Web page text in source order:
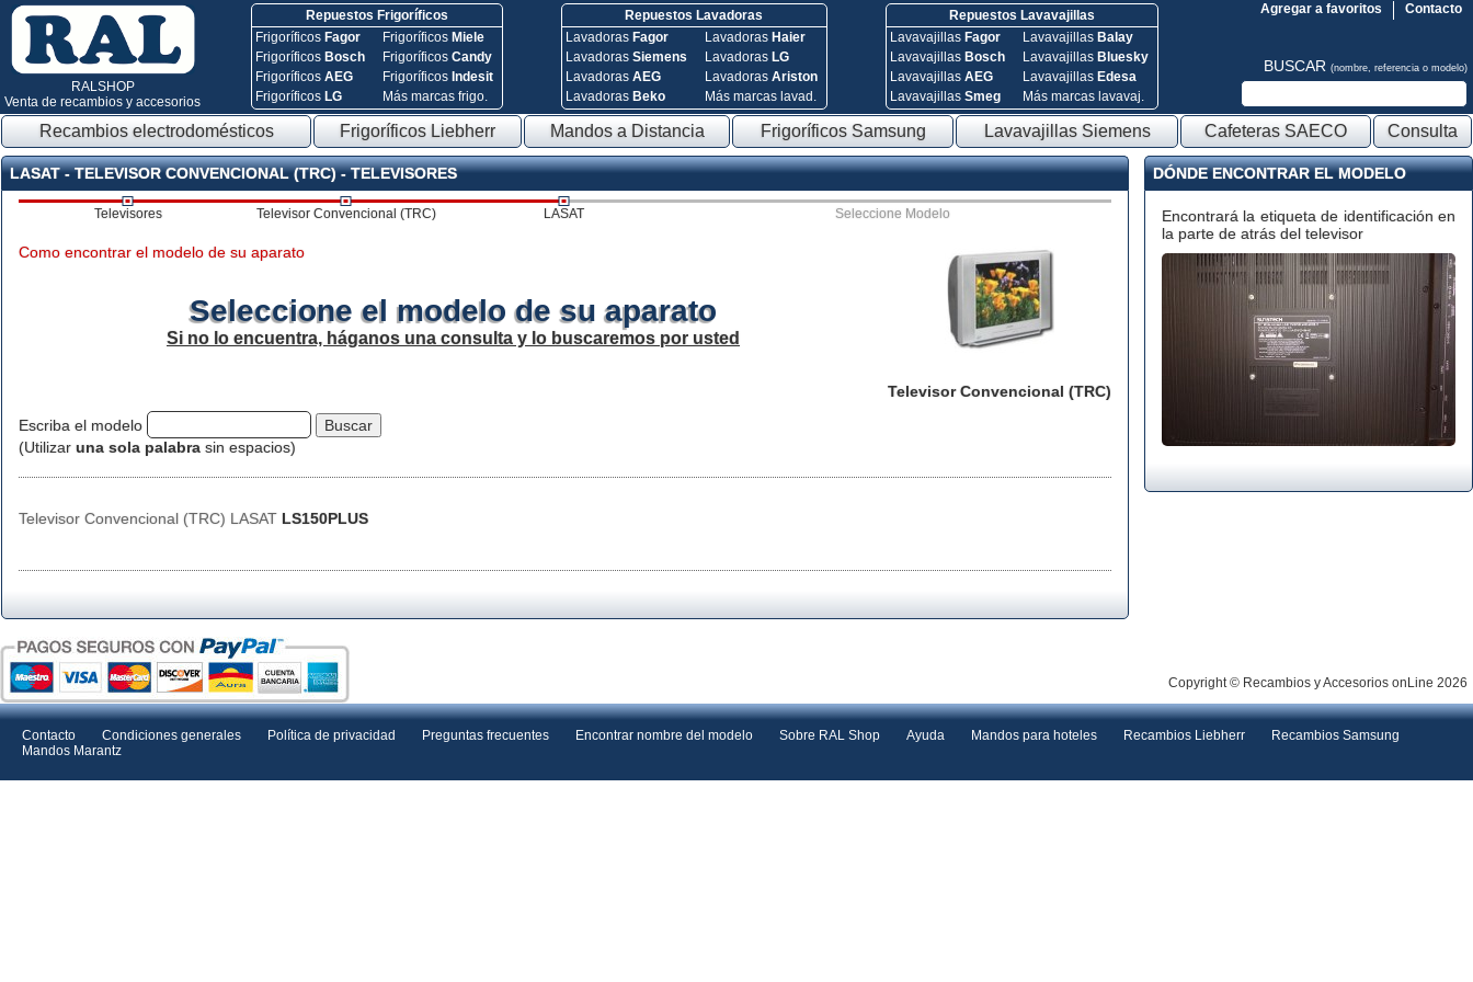
RALSHOP
Venta de recambios y accesorios
Repuestos Frigoríficos
Frigoríficos Fagor
Frigoríficos Bosch
FrigoríficosAEG
Frigoríficos LG
Frigoríficos Miele
FrigoríficosCandy
Frigoríficos Indesit
Más marcas frigo.
Repuestos Lavadoras
Lavadoras Fagor
Lavadoras Siemens
Lavadoras AEG
Lavadoras Beko
Lavadoras Haier
Lavadoras LG
Lavadoras Ariston
Más marcas lavad.
Repuestos Lavavajillas
Lavavajillas Fagor
Lavavajillas Bosch
Lavavajillas AEG
Lavavajillas Smeg
Lavavajillas Balay
Lavavajillas Bluesky
Lavavajillas Edesa
Más marcas lavavaj.
Contacto
Agregar a favoritos
BUSCAR (nombre, referencia o modelo)
Recambios electrodomésticos Frigoríficos Liebherr Mandos a Distancia Frigoríficos Samsung Lavavajillas Siemens Cafeteras SAECO Consulta
LASAT - TELEVISOR CONVENCIONAL (TRC) - TELEVISORES
Televisores Televisor Convencional (TRC) LASAT Seleccione Modelo
Televisor Convencional (TRC)
Como encontrar el modelo de su aparato
Seleccione el modelo de su aparato
Si no lo encuentra, háganos una consulta y lo buscaremos por usted
Escriba el modelo
(Utilizar una sola palabra sin espacios)
Televisor Convencional (TRC) LASAT LS150PLUS
DÓNDE ENCONTRAR EL MODELO
Encontrará la etiqueta de identificación en
la parte de atrás del televisor
Copyright © Recambios y Accesorios onLine 2026
Contacto Condiciones generales Política de privacidad Preguntas frecuentes Encontrar nombre del modelo Sobre RAL Shop Ayuda Mandos para hoteles Recambios Liebherr
Recambios Samsung
Mandos Marantz